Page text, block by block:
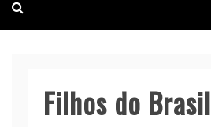
Filhos do Brasil